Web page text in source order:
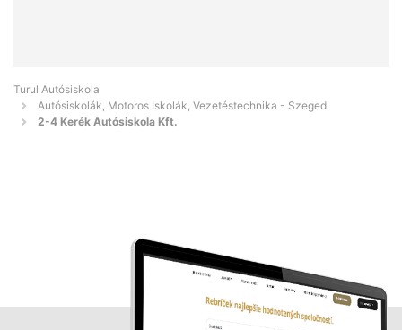
Turul Autósiskola
Autósiskolák, Motoros Iskolák, Vezetéstechnika - Szeged
2-4 Kerék Autósiskola Kft.